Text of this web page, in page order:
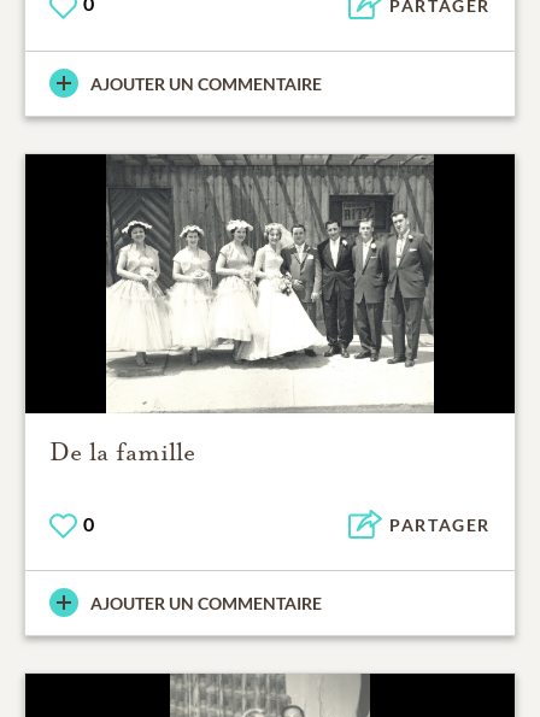
PARTAGER
AJOUTER UN COMMENTAIRE
De la famille
0 PARTAGER
AJOUTER UN COMMENTAIRE